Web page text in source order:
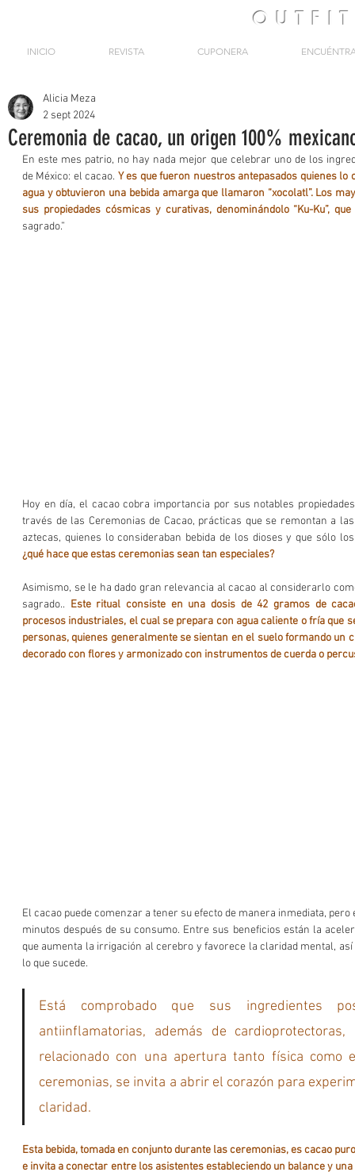
OUTFIT
INICIO REVISTA CUPONERA
Ceremonia de cacao, un origen 100%
Alicia Meza
2 sept 2024
En este mes patrio, no hay nada mejor que celebrar uno de los
de México: el cacao. Y es que fueron nuestros antepasados quienes
agua y obtuvieron una bebida amarga que llamaron “xocolatl”. Los
sus propiedades cósmicas y curativas, denominándolo “Ku-Ku”, que
sagrado.”
Hoy en día, el cacao cobra importancia por sus notables
través de las Ceremonias de Cacao, prácticas que se remontan a
aztecas, quienes lo consideraban bebida de los dioses y que sólo
¿qué hace que estas ceremonias sean tan especiales?
Asimismo, se le ha dado gran relevancia al cacao al considerarlo
sagrado.. Este ritual consiste en una dosis de 42 gramos de
procesos industriales, el cual se prepara con agua caliente o fría que
personas, quienes generalmente se sientan en el suelo formando un
decorado con flores y armonizado con instrumentos de cuerda o
El cacao puede comenzar a tener su efecto de manera inmediata,
minutos después de su consumo. Entre sus beneficios están la
que aumenta la irrigación al cerebro y favorece la claridad mental,
lo que sucede.
Está comprobado que sus ingredientes
antiinflamatorias, además de
relacionado con una apertura tanto física como
ceremonias, se invita a abrir el corazón para
claridad.
Esta bebida, tomada en conjunto durante las ceremonias, es cacao
e invita a conectar entre los asistentes estableciendo un balance y